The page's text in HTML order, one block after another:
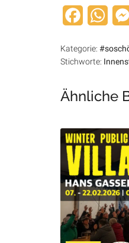
Facebook
Kategorie:
Stichworte:
Ähnliche